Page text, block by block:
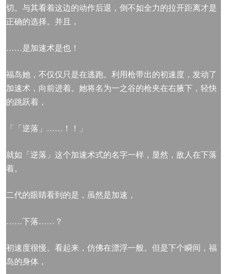
切。与其看着这边的动作后退，倒不如全力的拉开距离才是
正确的选择。并且，
……是加速术是也！
福岛她，不仅仅只是在逃跑。利用枪带出的初速度，发动了
加速术，向前进着。她将名为一之谷的枪夹在右腋下，轻快
的跳跃着，
「「逆落」……！！」
就如「逆落」这个加速术式的名字一样，显然，敌人在下落
着。
二代的眼睛看到的是，虽然是加速，
……下落……？
初速度很慢。看起来，仿佛在漂浮一般。但是下个瞬间，福
岛的身体，